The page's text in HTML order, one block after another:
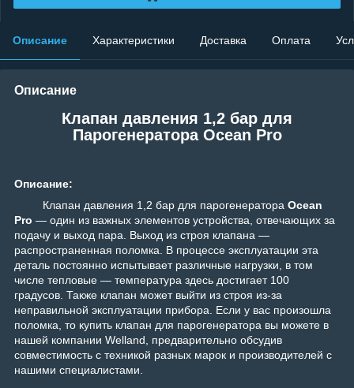
Описание Характеристики Доставка Оплата
Описание
Клапан давления 1,2 бар для
Парогенератора Ocean Pro
Описание:
Клапан давления 1,2 бар для парогенератора Ocean
Pro — один из важных элементов устройства, отвечающих за
подачу и выход пара. Выход из строя клапана —
распространенная поломка. В процессе эксплуатации эта
деталь постоянно испытывает различные нагрузки, в том
числе тепловые — температура здесь достигает 100
градусов. Также клапан может выйти из строя из-за
неправильной эксплуатации прибора. Если у вас произошла
поломка, то купить клапан для парогенератора вы можете в
нашей компании Welland, предварительно обсудив
совместимость с техникой разных марок и производителей с
нашими специалистами.